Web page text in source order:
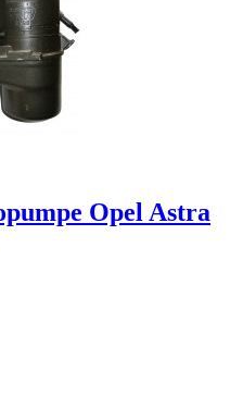
Opel Astra